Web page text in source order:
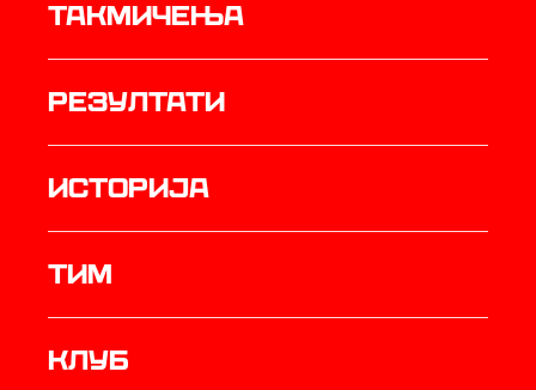
Такмичења
резултати
историја
ТИМ
Клуб